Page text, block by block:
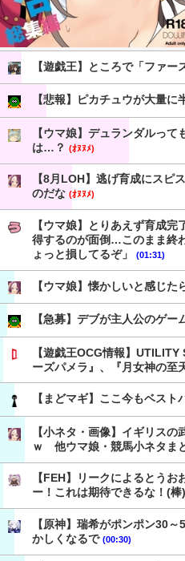
【遊戯王】ところで「ファー
【悲報】ピカチュウが大量に
【ウマ娘】デュランダルっ
は…？ (ｵﾇﾇﾒ)
【8月LOH】逃げ育成にスピ
のだな (ｵﾇﾇﾒ)
【ウマ娘】とりあえず育成
得するのが面倒…このまま終
ょっと損してるぞ」
(01:31)
【ウマ娘】懐かしいと感じた
【急募】デブが主人公のゲー
【遊戯王OCG情報】
ーズパメラ』、『月女神の至
【まどマギ】ここ今もベスト
【小ネタ・画像】イギリス
ｗ 他ウマ娘・競馬小ネタま
【FEH】リークによるとうお
ー！これは期待できるな！(棒)
【原神】瑞希がポンポン30
かしくなるで (00:30)